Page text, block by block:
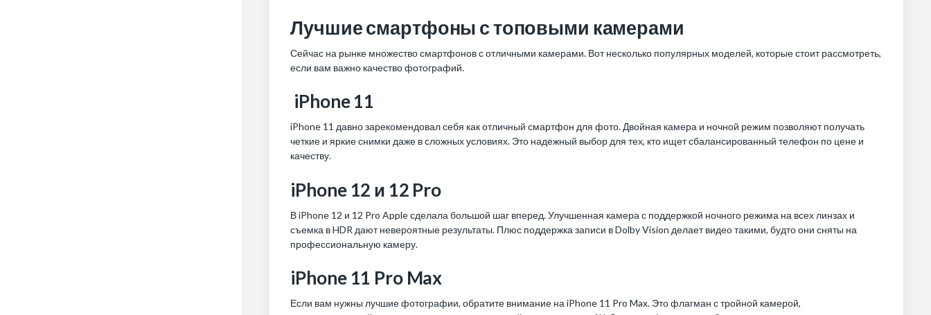
Лучшие смартфоны с топовыми камерами
Сейчас на рынке множество смартфонов с отличными камерами. Вот несколько популярных моделей, которые стоит рассмотреть,
если вам важно качество фотографий.
iPhone 11
iPhone 11 давно зарекомендовал себя как отличный смартфон для фото. Двойная камера и ночной режим позволяют получать
четкие и яркие снимки даже в сложных условиях. Это надежный выбор для тех, кто ищет сбалансированный телефон по цене и
качеству.
iPhone 12 и 12 Pro
В iPhone 12 и 12 Pro Apple сделала большой шаг вперед. Улучшенная камера с поддержкой ночного режима на всех линзах и
съемка в HDR дают невероятные результаты. Плюс поддержка записи в Dolby Vision делает видео такими, будто они сняты на
профессиональную камеру.
iPhone 11 Pro Max
Если вам нужны лучшие фотографии, обратите внимание на iPhone 11 Pro Max. Это флагман с тройной камерой,